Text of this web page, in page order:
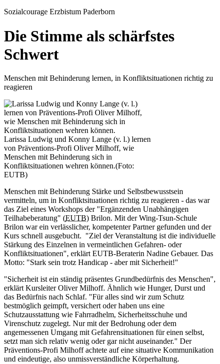
Sozialcourage Erzbistum Paderborn
Die Stimme als schärfstes
Schwert
Menschen mit Behinderung lernen, in Konfliktsituationen richtig zu
reagieren
Larissa Ludwig und Konny Lange (v. l.) lernen
von Präventions-Profi Oliver Milhoff, wie
Menschen mit Behinderung sich in
Konfliktsituationen wehren können.(Foto:
EUTB)
Menschen mit Behinderung Stärke und Selbstbewusstsein
vermitteln, um in Konfliktsituationen richtig zu reagieren - das war
das Ziel eines Workshops der "Ergänzenden Unabhängigen
Teilhabeberatung" (EUTB) Brilon. Mit der Wing-Tsun-Schule
Brilon war ein verlässlicher, kompetenter Partner gefunden und der
Kurs schnell ausgebucht. "Ziel der Veranstaltung ist die individuelle
Stärkung des Einzelnen in vermeintlichen Gefahren- oder
Konfliktsituationen", erklärt EUTB-Beraterin Nadine Gebauer. Das
Motto: "Stark sein trotz Handicap - aber mit Sicherheit!"
"Sicherheit ist ein ständig präsentes Grundbedürfnis des Menschen",
erklärt Kursleiter Oliver Milhoff. Ähnlich wie Hunger, Durst und
das Bedürfnis nach Schlaf. "Für alles sind wir zum Schutz
bestmöglich geimpft, versichert oder haben uns eine
Schutzausstattung wie Fahrradhelm, Sicherheitsschuhe und
Virenschutz zugelegt. Nur mit der Bedrohung oder dem
angemessenen Umgang mit Gefahrensituationen für einen selbst,
setzt man sich relativ wenig oder gar nicht auseinander." Der
Präventions-Profi Milhoff achtete auf eine situative Kommunikation
und eindeutige, also unmissverständliche Körperhaltung.